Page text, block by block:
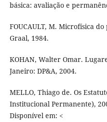
básica: avaliação e
FOUCAULT, M. Microfísica
Graal, 1984.
KOHAN, Walter Omar.
Janeiro: DP&A, 2004.
MELLO, Thiago de. Os
Institucional Permanente),
Disponível em: <